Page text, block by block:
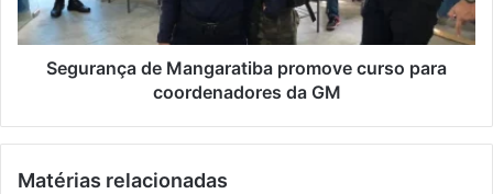
u
l
o
p
ç
a
g
Segurança de Mangaratiba promove curso para
coordenadores da GM
Matérias relacionadas